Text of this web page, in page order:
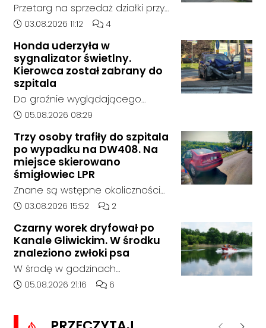
raciborskim, w województwie
śląskim.
Przetarg na sprzedaż działki przy
Zespole Szkół Technicznych i
Kędzierzynie-Koźlu zakończył się
bez rozstrzygnięcia. Mimo
wcześniejszego zainteresowania
terenem ze strony sieci Dino, do
postępowania nie zgłosił się
żaden oferent.
Data dodania artykułu:
03.08.2026 11:12 Liczba komentarzy artykułu:
4
Honda uderzyła w
sygnalizator świetlny.
Kierowca został zabrany do
szpitala
Do groźnie wyglądającego
zdarzenia drogowego doszło w
godziny 6:30 kierujący
samochodem marki Honda
zjechał z drogi i uderzył w
sygnalizator świetlny.
Data dodania artykułu:
05.08.2026 08:29
Trzy osoby trafiły do szpitala
po wypadku na DW408. Na
miejsce skierowano
śmigłowiec LPR
Znane są wstępne okoliczności
zdarzenia drogowego, do
14:30 na drodze wojewódzkiej nr
408 pomiędzy Starym Koźlem a
Bierawą.
Data dodania artykułu:
03.08.2026 15:52 Liczba komentarzy artykułu:
2
Czarny worek dryfował po
Kanale Gliwickim. W środku
znaleziono zwłoki psa
W środę w godzinach
popołudniowych służby zostały
Gliwicki po zgłoszeniu od
Data dodania artykułu:
05.08.2026 21:16 Liczba komentarzy artykułu:
6